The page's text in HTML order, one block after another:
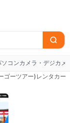
ソコンカメラ・デジカメ
ゴーツアー)レンタカー